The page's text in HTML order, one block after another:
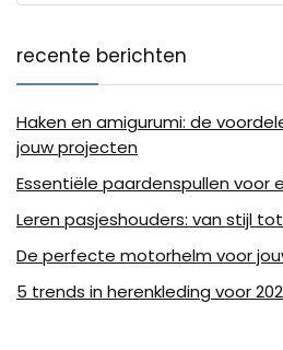
recente berichten
Haken en amigurumi: de
jouw projecten
Essentiële paardenspullen voor
Leren pasjeshouders: van stijl
De perfecte motorhelm voor
5 trends in herenkleding voor